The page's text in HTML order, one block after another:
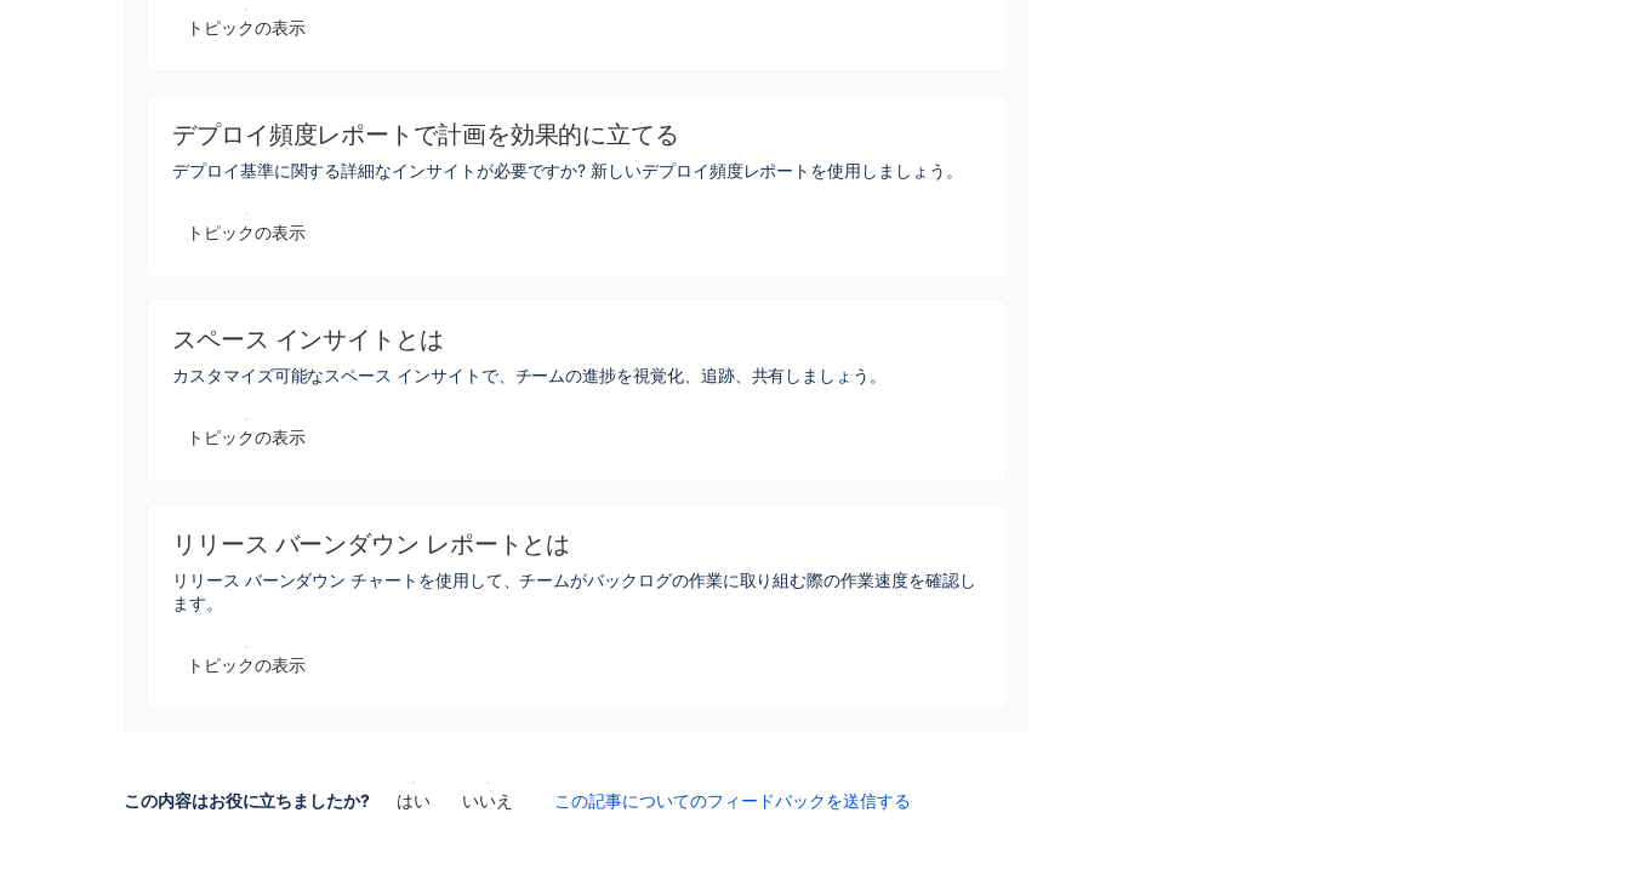
トピックの表示
デプロイ頻度レポートで計画を効果的に立てる
デプロイ基準に関する詳細なインサイトが必要ですか? 新しいデプロイ頻度レポートを使用しましょう。
トピックの表示
スペース インサイトとは
カスタマイズ可能なスペース インサイトで、チームの進捗を視覚化、追跡、共有しましょう。
トピックの表示
リリース バーンダウン レポートとは
リリース バーンダウン チャートを使用して、チームがバックログの作業に取り組む際の作業速度を確認し
ます。
トピックの表示
この内容はお役に立ちましたか? はい いいえ この記事についてのフィードバックを送信する